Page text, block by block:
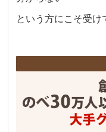
という方にこそ受け